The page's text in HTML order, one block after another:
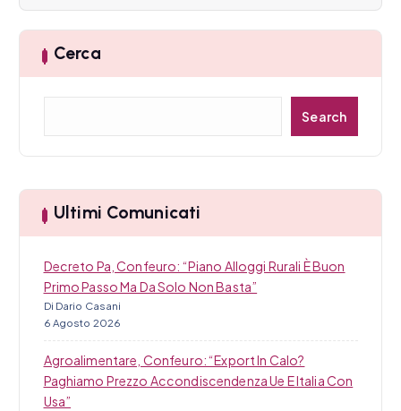
i
Cerca
a
Search
Ultimi Comunicati
Decreto Pa, Confeuro: “Piano Alloggi Rurali È Buon
Primo Passo Ma Da Solo Non Basta”
Di Dario Casani
6 Agosto 2026
Agroalimentare, Confeuro: “Export In Calo?
Paghiamo Prezzo Accondiscendenza Ue E Italia Con
Usa”